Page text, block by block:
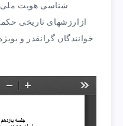
شناسی هویت ملی
ازارزشهای تاریخی
خوانندگان گرانقدر و